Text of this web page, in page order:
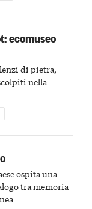
ecomuseo
di pietra,
nella
ospita una
tra memoria